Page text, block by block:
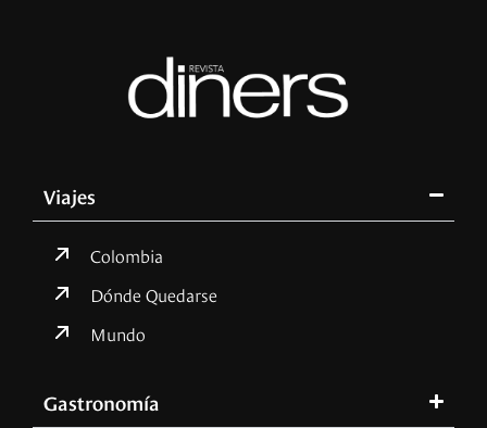
Viajes
Colombia
Dónde Quedarse
Mundo
Gastronomía